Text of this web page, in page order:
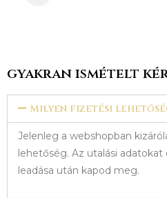
gyakran ismételt
Milyen fizetési
Jelenleg a webshopban
lehetőség. Az utalási adatokat
leadása után kapod meg.